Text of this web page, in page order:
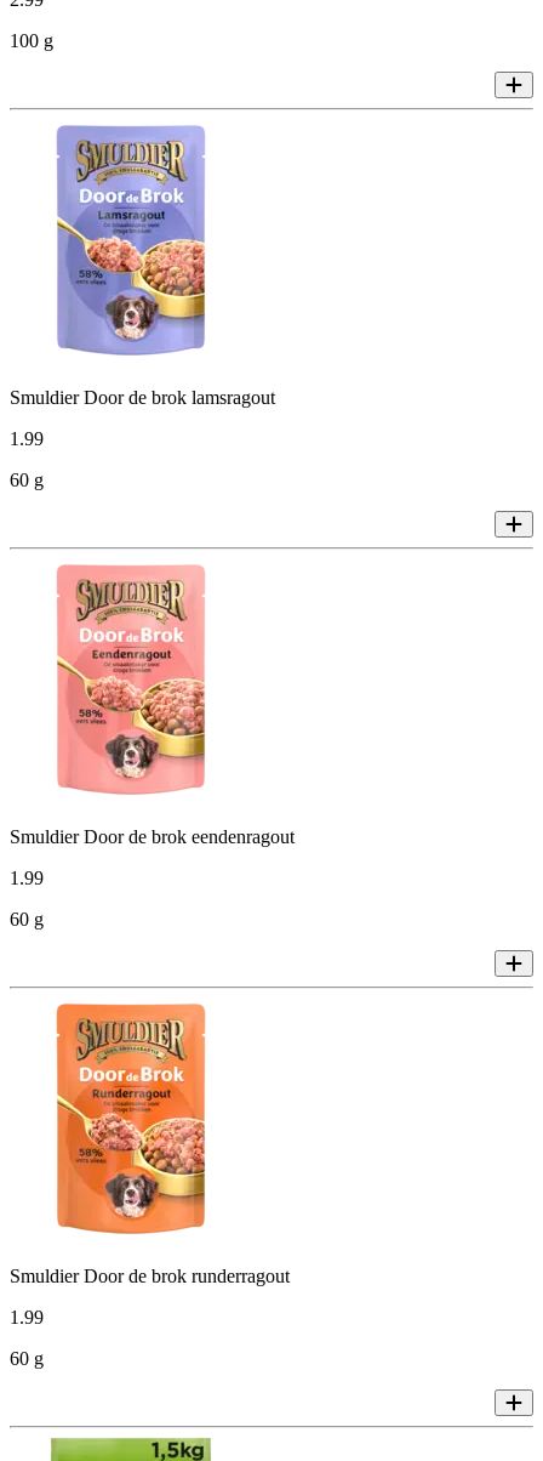
100 g
Smuldier Door de brok lamsragout
1.99
60 g
Smuldier Door de brok eendenragout
1.99
60 g
Smuldier Door de brok runderragout
1.99
60 g